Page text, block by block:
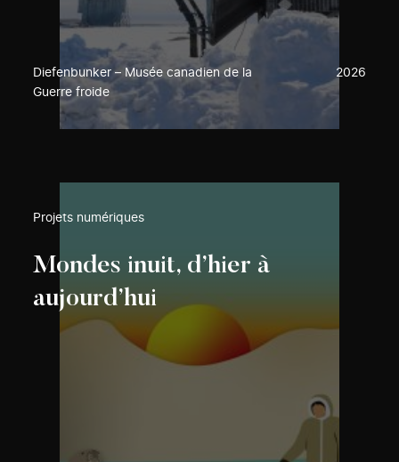
Diefenbunker – Musée canadien de la
Guerre froide
2026
Projets numériques
Mondes inuit, d’hier à
aujourd’hui